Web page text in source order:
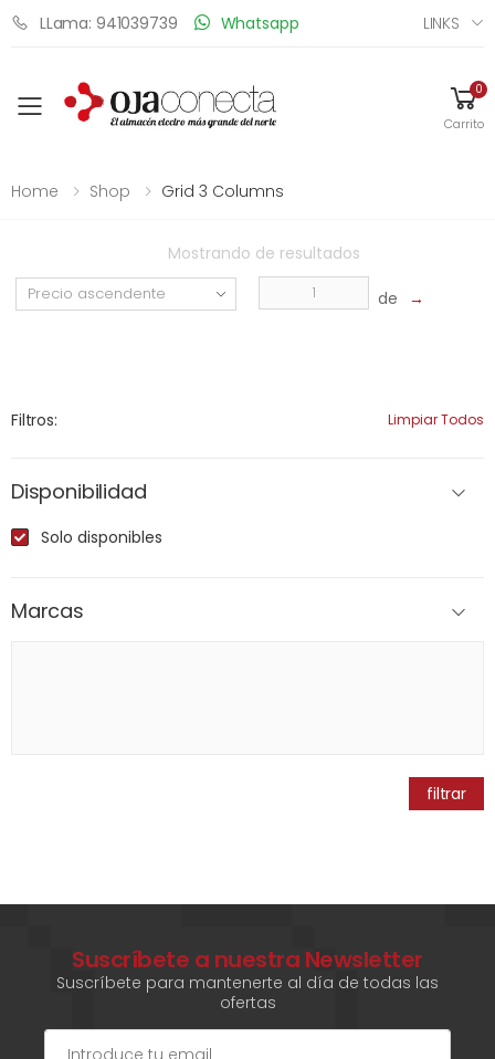
LLama: 941039739 Whatsapp LINKS
Toggle mobile menu
0
Carrito
Home Shop Grid 3 Columns
Mostrando de resultados
de →
Filtros: Limpiar Todos
Disponibilidad
Solo disponibles
Marcas
filtrar
Suscríbete a nuestra Newsletter
Suscríbete para mantenerte al día de todas las
ofertas